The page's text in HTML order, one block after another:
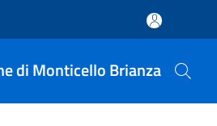
di Monticello Brianza